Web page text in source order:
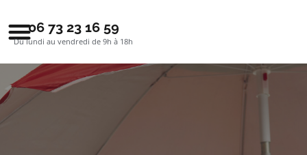
06 73 23 16 59
Du lundi au vendredi de 9h à 18h